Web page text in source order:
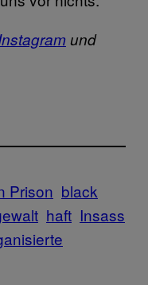
und
Prison black
haft Insass